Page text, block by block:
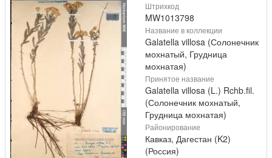
Штрихкод
MW1013798
Название в коллекции
Galatella villosa (Солонечник
мохнатый, Грудница
мохнатая)
Принятое название
Galatella villosa (L.) Rchb.fil.
(Солонечник мохнатый,
Грудница мохнатая)
Районирование
Кавказ, Дагестан (K2)
(Россия)